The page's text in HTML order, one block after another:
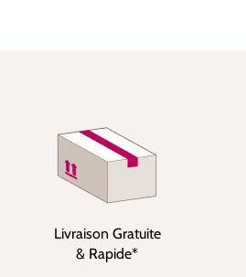
Livraison Gratuite
& Rapide*